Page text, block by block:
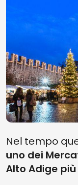
Nel tempo
uno dei
Alto Adige